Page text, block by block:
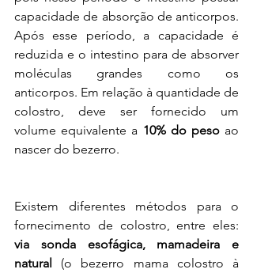
capacidade de absorção de anticorpos.
Após esse período, a capacidade é
reduzida e o intestino para de absorver
moléculas grandes como os
anticorpos. Em relação à quantidade de
colostro, deve ser fornecido um
volume equivalente a 10% do peso ao
nascer do bezerro.
Existem diferentes métodos para o
via sonda esofágica, mamadeira e
natural (o bezerro mama colostro à